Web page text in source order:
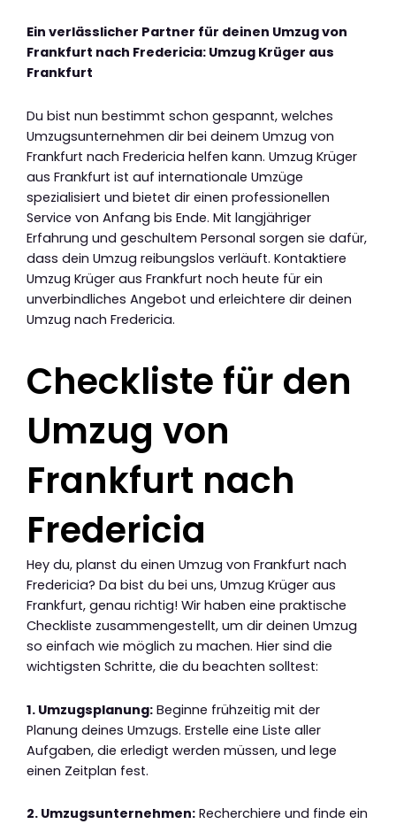
Ein verlässlicher Partner für deinen Umzug von
Frankfurt nach Fredericia: Umzug Krüger aus
Frankfurt
Du bist nun bestimmt schon gespannt, welches
Umzugsunternehmen dir bei deinem Umzug von
Frankfurt nach Fredericia helfen kann. Umzug Krüger
aus Frankfurt ist auf internationale Umzüge
spezialisiert und bietet dir einen professionellen
Service von Anfang bis Ende. Mit langjähriger
Erfahrung und geschultem Personal sorgen sie dafür,
dass dein Umzug reibungslos verläuft. Kontaktiere
Umzug Krüger aus Frankfurt noch heute für ein
unverbindliches Angebot und erleichtere dir deinen
Umzug nach Fredericia.
Checkliste für den
Umzug von
Frankfurt nach
Fredericia
Hey du, planst du einen Umzug von Frankfurt nach
Fredericia? Da bist du bei uns, Umzug Krüger aus
Frankfurt, genau richtig! Wir haben eine praktische
Checkliste zusammengestellt, um dir deinen Umzug
so einfach wie möglich zu machen. Hier sind die
wichtigsten Schritte, die du beachten solltest:
1. Umzugsplanung: Beginne frühzeitig mit der
Planung deines Umzugs. Erstelle eine Liste aller
Aufgaben, die erledigt werden müssen, und lege
einen Zeitplan fest.
2. Umzugsunternehmen: Recherchiere und finde ein